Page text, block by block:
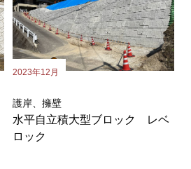
2023年12月
護岸、擁壁
水平自立積大型ブロック レベ
ロック